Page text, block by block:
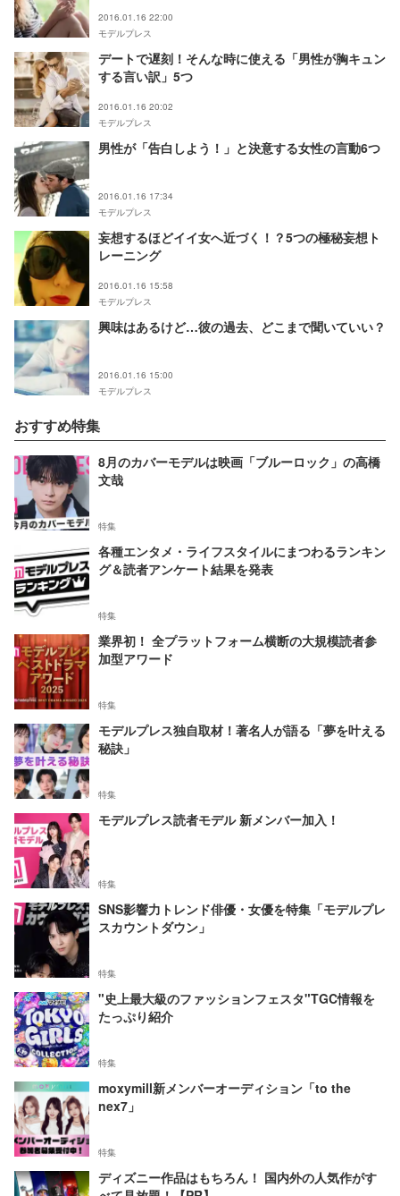
2016.01.16 22:00
モデルプレス
デートで遅刻！そんな時に使える「男性が胸キュン
する言い訳」5つ
2016.01.16 20:02
モデルプレス
男性が「告白しよう！」と決意する女性の言動6つ
2016.01.16 17:34
モデルプレス
妄想するほどイイ女へ近づく！？5つの極秘妄想ト
レーニング
2016.01.16 15:58
モデルプレス
興味はあるけど…彼の過去、どこまで聞いていい？
2016.01.16 15:00
モデルプレス
おすすめ特集
8月のカバーモデルは映画「ブルーロック」の高橋
文哉
特集
各種エンタメ・ライフスタイルにまつわるランキン
グ＆読者アンケート結果を発表
特集
業界初！ 全プラットフォーム横断の大規模読者参
加型アワード
特集
モデルプレス独自取材！著名人が語る「夢を叶える
秘訣」
特集
モデルプレス読者モデル 新メンバー加入！
特集
SNS影響力トレンド俳優・女優を特集「モデルプレ
スカウントダウン」
特集
"史上最大級のファッションフェスタ"TGC情報を
たっぷり紹介
特集
moxymill新メンバーオーディション「to the
nex7」
特集
ディズニー作品はもちろん！ 国内外の人気作がす